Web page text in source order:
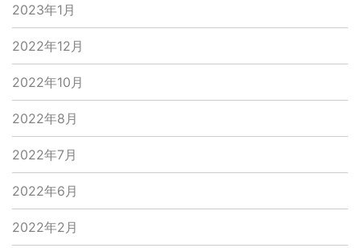
2023年1月
2022年12月
2022年10月
2022年8月
2022年7月
2022年6月
2022年2月